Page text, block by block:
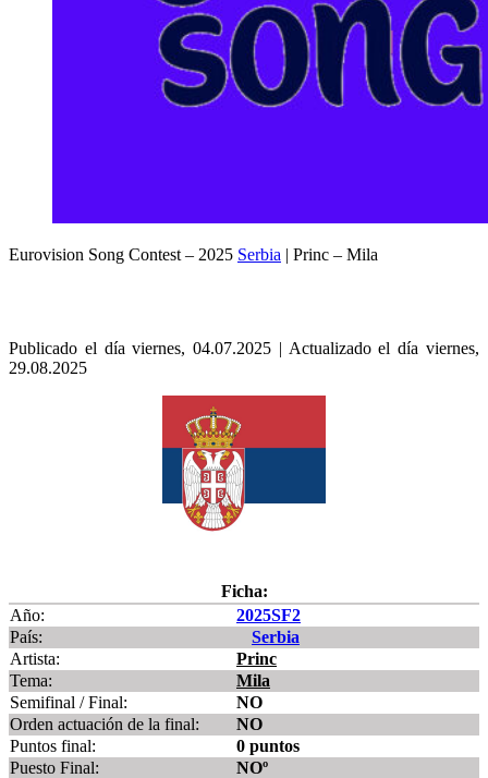
Eurovision Song Contest – 2025 Serbia | Princ – Mila
Publicado el día viernes, 04.07.2025 | Actualizado el día viernes,
29.08.2025
Ficha:
Año:
2025SF2
País:
Serbia
Artista:
Princ
Tema:
Mila
Semifinal / Final:
NO
Orden actuación de la final:
NO
Puntos final:
0 puntos
Puesto Final:
NOº